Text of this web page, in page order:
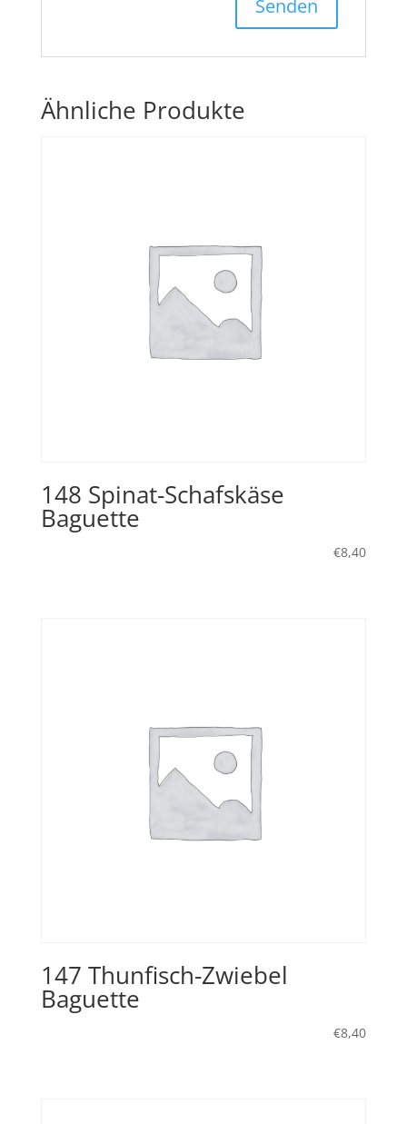
Ähnliche Produkte
148 Spinat-Schafskäse
Baguette
€8,40
147 Thunfisch-Zwiebel
Baguette
€8,40